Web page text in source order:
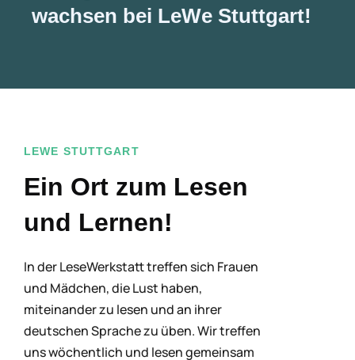
wachsen bei LeWe Stuttgart!
LEWE STUTTGART
Ein Ort zum Lesen
und Lernen!
In der LeseWerkstatt treffen sich Frauen
und Mädchen, die Lust haben,
miteinander zu lesen und an ihrer
deutschen Sprache zu üben. Wir treffen
uns wöchentlich und lesen gemeinsam